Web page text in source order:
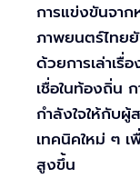
การแข่งขันจา
ภาพยนตร์ไทย
ด้วยการเล่าเ
เชื่อในท้องถิ่น
กำลังใจให้กับผู้
เทคนิคใหม่ ๆ
สูงขึ้น